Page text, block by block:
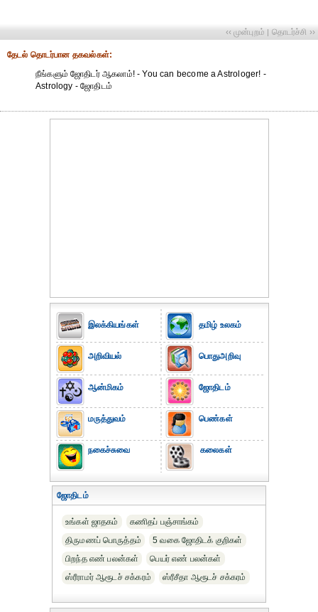
‹‹ முன்புறம் | தொடர்ச்சி ››
தேட‌ல் தொட‌ர்பான தகவ‌ல்க‌ள்:
நீங்களும் ஜோதிடர் ஆகலாம்! - You can become a Astrologer! -
Astrology - ஜோதிடம்
இலக்கியங்கள்
அறிவியல்
ஆன்மிகம்
மருத்துவம்
நகைச்சுவை
தமிழ் உலகம்
பொதுஅறிவு
ஜோதிடம்
பெண்கள்
கலைகள்
ஜோதிடம்
உங்கள் ஜாதகம்
கணிதப் பஞ்சாங்கம்
திருமணப் பொருத்தம்
5 வகை ஜோதிடக் குறிகள்
பிறந்த எண் பலன்கள்
பெயர் எண் பலன்கள்
ஸ்ரீராமர் ஆரூடச் சக்கரம்
ஸ்ரீசீதா ஆரூடச் சக்கரம்